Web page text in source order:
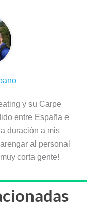
y su Carpe
entre España e
duración a mis
al personal
corta gente!